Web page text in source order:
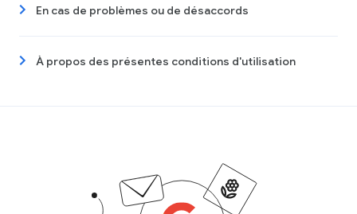
En cas de problèmes ou de désaccords
À propos des présentes conditions d'utilisation